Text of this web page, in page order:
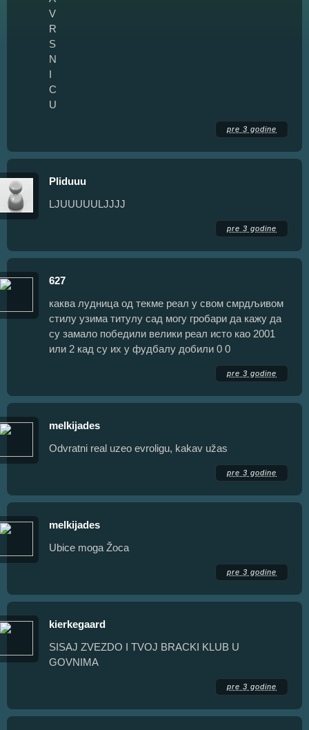
V
R
S
N
I
C
U
pre 3 godine
Pliduuu
LJUUUUULJJJJ
pre 3 godine
627
каква лудница од текме реал у свом смрдљивом
стилу узима титулу сад могу гробари да кажу да
су замало победили велики реал исто као 2001
или 2 кад су их у фудбалу добили 0 0
pre 3 godine
melkijades
Odvratni real uzeo evroligu, kakav užas
pre 3 godine
melkijades
Ubice moga Žoca
pre 3 godine
kierkegaard
SISAJ ZVEZDO I TVOJ BRACKI KLUB U
GOVNIMA
pre 3 godine